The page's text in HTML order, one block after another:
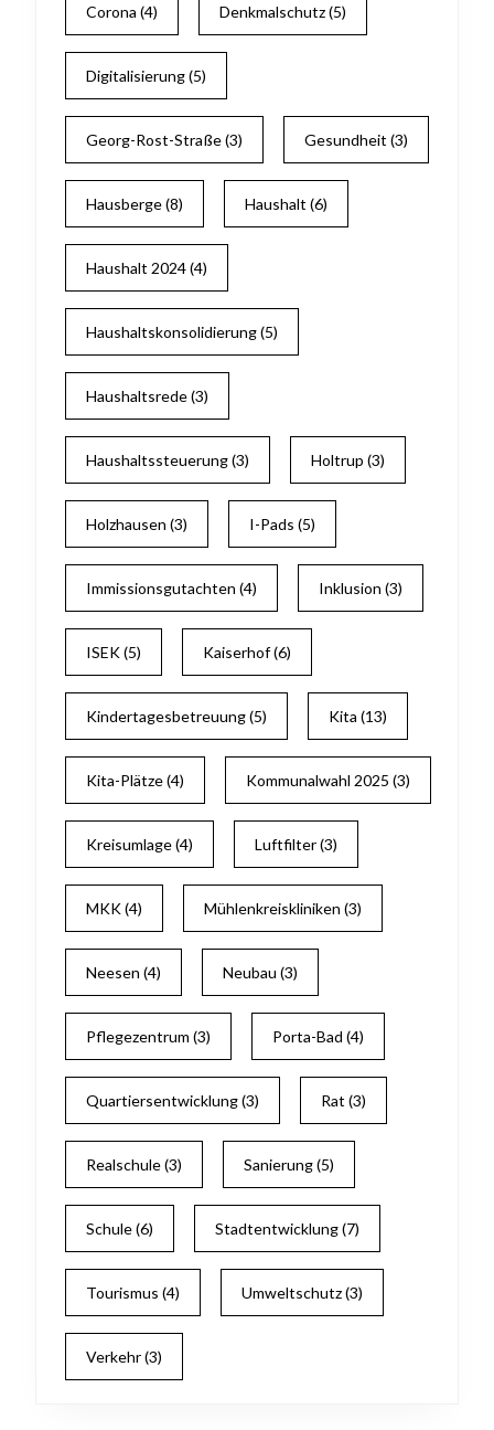
Corona (4) Denkmalschutz(5)
Digitalisierung(5)
Georg-Rost-Straße(3) Gesundheit (3)
Hausberge(8) Haushalt (6)
Haushalt 2024(4)
Haushaltskonsolidierung(5)
Haushaltsrede(3)
Haushaltssteuerung(3) Holtrup (3)
Holzhausen (3) I-Pads (5)
Immissionsgutachten (4) Inklusion (3)
ISEK(5) Kaiserhof(6)
Kindertagesbetreuung(5) Kita (13)
Kita-Plätze(4) Kommunalwahl 2025 (3)
Kreisumlage(4) Luftfilter(3)
MKK(4) Mühlenkreiskliniken (3)
Neesen (4) Neubau (3)
Pflegezentrum (3) Porta-Bad (4)
Quartiersentwicklung(3) Rat (3)
Realschule(3) Sanierung(5)
Schule(6) Stadtentwicklung(7)
Tourismus (4) Umweltschutz(3)
Verkehr(3)